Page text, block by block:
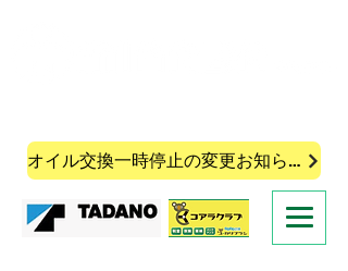
オイル交換一時停止の変更お知らせ